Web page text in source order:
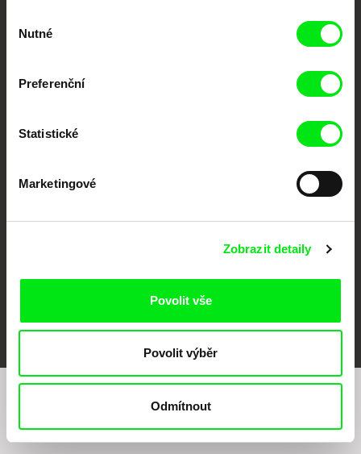
souhlasu
Nutné
Preferenční
Statistické
Marketingové
Zobrazit detaily
Povolit vše
Povolit výběr
Odmítnout
MFDF Ji.hlava
Chcete být pravidelně informováni o našem
filmovém programu?